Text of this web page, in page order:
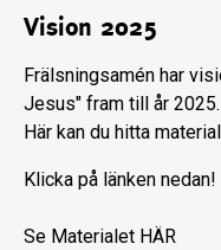
Vision 2025
Frälsningsamén har
Jesus" fram till år 2025.
Här kan du hitta
Klicka på länken nedan!
Se Materialet HÄR